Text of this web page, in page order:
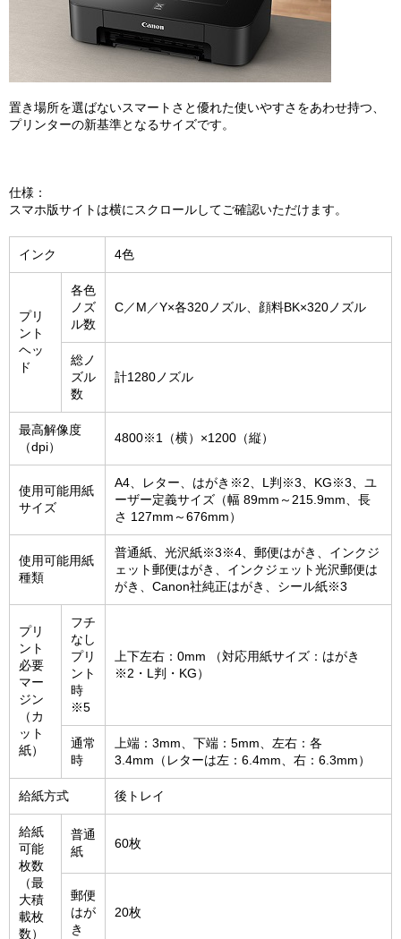
置き場所を選ばないスマートさと優れた使いやすさをあわせ持つ、
プリンターの新基準となるサイズです。
仕様：
スマホ版サイトは横にスクロールしてご確認いただけます。
インク 4色
プリ
ント
ヘッ
ド
各色
ノズ
ル数
C／M／Y×各320ノズル、顔料BK×320ノズル
総ノ
ズル
数
計1280ノズル
最高解像度
（dpi）
4800※1（横）×1200（縦）
使用可能用紙
サイズ
A4、レター、はがき※2、L判※3、KG※3、ユ
ーザー定義サイズ（幅 89mm～215.9mm、長
さ 127mm～676mm）
使用可能用紙
種類
普通紙、光沢紙※3※4、郵便はがき、インクジ
ェット郵便はがき、インクジェット光沢郵便は
がき、Canon社純正はがき、シール紙※3
プリ
ント
必要
マー
ジン
（カ
ット
紙）
フチ
なし
プリ
ント
時
※5
上下左右：0mm （対応用紙サイズ：はがき
※2・L判・KG）
通常
時
上端：3mm、下端：5mm、左右：各
3.4mm（レターは左：6.4mm、右：6.3mm）
給紙方式 後トレイ
給紙
可能
枚数
（最
大積
載枚
数）
普通
紙
60枚
郵便
はが
き
20枚